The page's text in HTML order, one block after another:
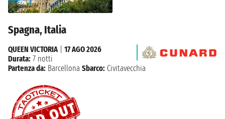
Spagna, Italia
QUEEN VICTORIA
17 AGO 2026
Durata: 7 notti
Partenza da: Barcellona Sbarco: Civitavecchia